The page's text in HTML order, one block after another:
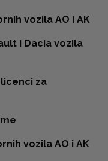
vozila AO i AK
i Dacia vozila
za
vozila AO i AK